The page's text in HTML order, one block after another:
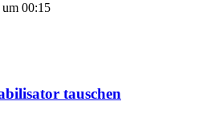
um 00:15
tauschen